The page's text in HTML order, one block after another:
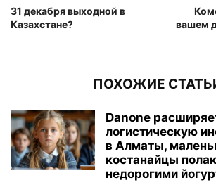
31 декабря выходной в
Казахстане?
вашем
ПОХОЖИЕ
Danone
логистическую
в Алматы,
костанайцы
недорогими